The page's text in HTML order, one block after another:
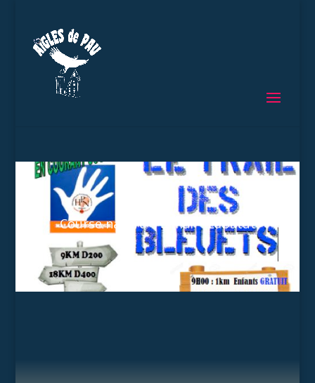
Course nature – 5 mai – Labatut